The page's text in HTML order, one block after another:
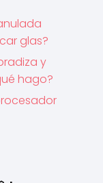
glas?
y
hago?